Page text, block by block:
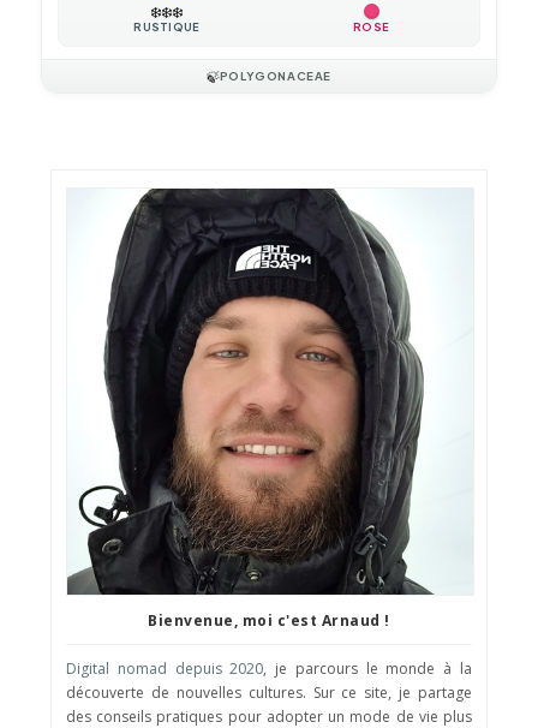
❄️❄️❄️
RUSTIQUE ROSE
🍃POLYGONACEAE
Bienvenue, moi c'est Arnaud !
Digital nomad depuis 2020, je parcours le monde à la
découverte de nouvelles cultures. Sur ce site, je partage
des conseils pratiques pour adopter un mode de vie plus